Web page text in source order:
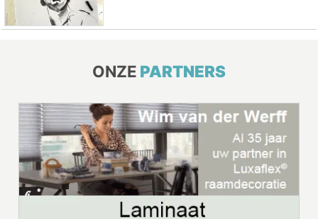
ONZE PARTNERS